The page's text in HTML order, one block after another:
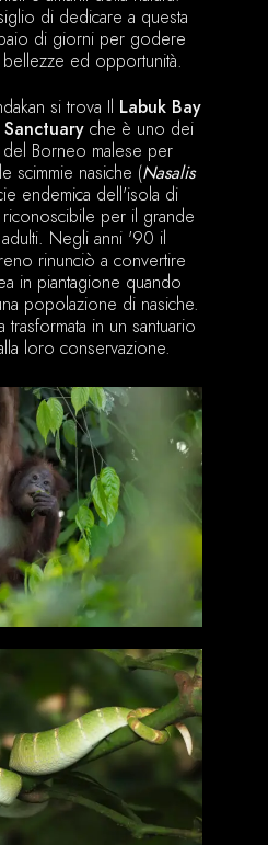
di dedicare a questa
di giorni per godere
ed opportunità.
si trova Il Labuk Bay
che è uno dei
Borneo malese per
scimmie nasiche (Nasalis
endemica dell'isola di
per il grande
Negli anni '90 il
rinunciò a convertire
in piantagione quando
popolazione di nasiche.
trasformata in un santuario
loro conservazione.